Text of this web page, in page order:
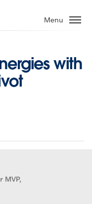
Menu
with
MVP,